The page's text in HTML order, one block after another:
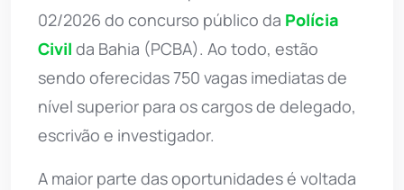
02/2026 do concurso público da Polícia
Civil da Bahia (PCBA). Ao todo, estão
sendo oferecidas 750 vagas imediatas de
nível superior para os cargos de delegado,
escrivão e investigador.
A maior parte das oportunidades é voltada